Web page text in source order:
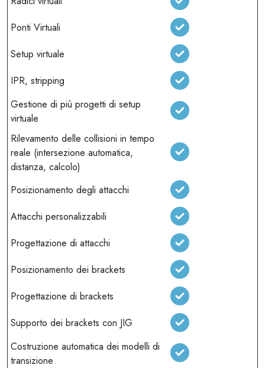
Ponti Virtuali
Setup virtuale
IPR, stripping
Gestione di più progetti di setup
virtuale
Rilevamento delle collisioni in tempo
reale (intersezione automatica,
distanza, calcolo)
Posizionamento degli attacchi
Attacchi personalizzabili
Progettazione di attacchi
Posizionamento dei brackets
Progettazione di brackets
Supporto dei brackets con JIG
Costruzione automatica dei modelli di
transizione